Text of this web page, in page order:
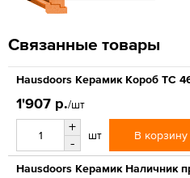
Связанные товары
Hausdoors Керамик Короб ТС
1'907 р./шт
+
-
шт В корзину
Hausdoors Керамик Наличник